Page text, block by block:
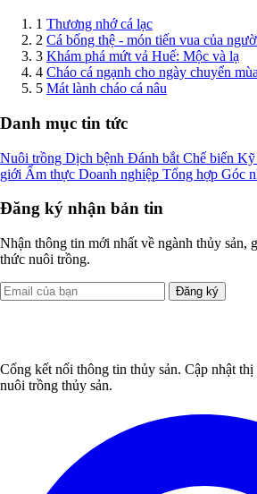
1 Thương nhớ cá lạc
2 Cá bống thệ - món tiến vua của
3 Khám phá mứt vả Huế: Mộc và lạ
4 Cháo cá ngạnh cho ngày chuyển mùa
5 Mát lành cháo cá nâu
Danh mục tin tức
Nuôi trồng Dịch bệnh Đánh bắt Chế biến Kỹ
giới Ẩm thực Doanh nghiệp Tổng hợp Góc
Đăng ký nhận bản tin
Nhận thông tin mới nhất về ngành thủy sản,
thức nuôi trồng.
Đăng ký
Cổng kết nối thông tin thủy sản. Cập nhật
nuôi trồng thủy sản.